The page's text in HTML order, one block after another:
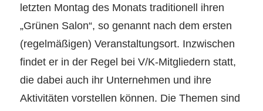
letzten Montag des Monats traditionell ihren
„Grünen Salon“, so genannt nach dem ersten
(regelmäßigen) Veranstaltungsort. Inzwischen
findet er in der Regel bei V/K-Mitgliedern statt,
die dabei auch ihr Unternehmen und ihre
Aktivitäten vorstellen können. Die Themen sind